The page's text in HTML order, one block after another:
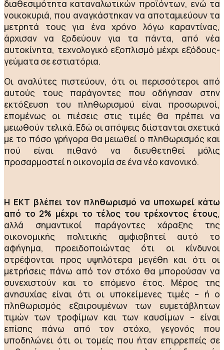
διαθεσιμότητα καταναλωτικών προϊόντων, ενώ τα
νοικοκυριά, που αναγκάστηκαν να αποταμιεύουν τα
μετρητά τους για ένα χρόνο λόγω καραντίνας,
άρχισαν να ξοδεύουν για τα πάντα, από νέα
αυτοκίνητα, τεχνολογικό εξοπλισμό μέχρι εξόδους-
γεύματα σε εστιατόρια.
Οι αναλύτες πιστεύουν, ότι οι περισσότεροι από
αυτούς τους παράγοντες που οδήγησαν στην
εκτόξευση του πληθωρισμού είναι προσωρινοί,
επομένως οι πιέσεις στις τιμές θα πρέπει να
μειωθούν τελικά. Εδώ οι απόψεις διίστανται σχετικά
με το πόσο γρήγορα θα μειωθεί ο πληθωρισμός και
πού είναι πιθανό να διευθετηθεί μόλις
προσαρμοστεί η οικονομία σε ένα νέο κανονικό.
Η ΕΚΤ βλέπει τον πληθωρισμό να υποχωρεί κάτω
από το 2% μέχρι το τέλος του τρέχοντος έτους,
αλλά σημαντικοί παράγοντες χάραξης της
οικονομικής πολιτικής αμφισβητεί αυτό το
αφήγημα, προειδοποιώντας ότι οι κίνδυνοι
στρέφονται προς υψηλότερα μεγέθη και ότι οι
μετρήσεις πάνω από τον στόχο θα μπορούσαν να
συνεχιστούν και το επόμενο έτος. Μέρος της
ανησυχίας είναι ότι οι υποκείμενες τιμές – ή ο
πληθωρισμός εξαιρουμένων των ευμετάβλητων
τιμών των τροφίμων και των καυσίμων – είναι
επίσης πάνω από τον στόχο, γεγονός που
υποδηλώνει ότι οι τομείς που ήταν επιρρεπείς σε